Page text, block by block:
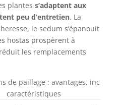
plantes s’adaptent aux
peu d’entretien. La
le sedum s’épanouit
hostas prospèrent à
les remplacements
de paillage : avantages,
caractéristiques